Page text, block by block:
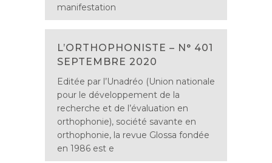
manifestation
L’ORTHOPHONISTE – N° 401
SEPTEMBRE 2020
Editée par l’Unadréo (Union nationale
pour le développement de la
recherche et de l’évaluation en
orthophonie), société savante en
orthophonie, la revue Glossa fondée
en 1986 est e